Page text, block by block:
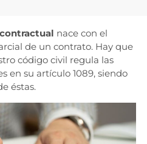
nace con el
de un contrato. Hay que
código civil regula las
en su artículo 1089, siendo
éstas.